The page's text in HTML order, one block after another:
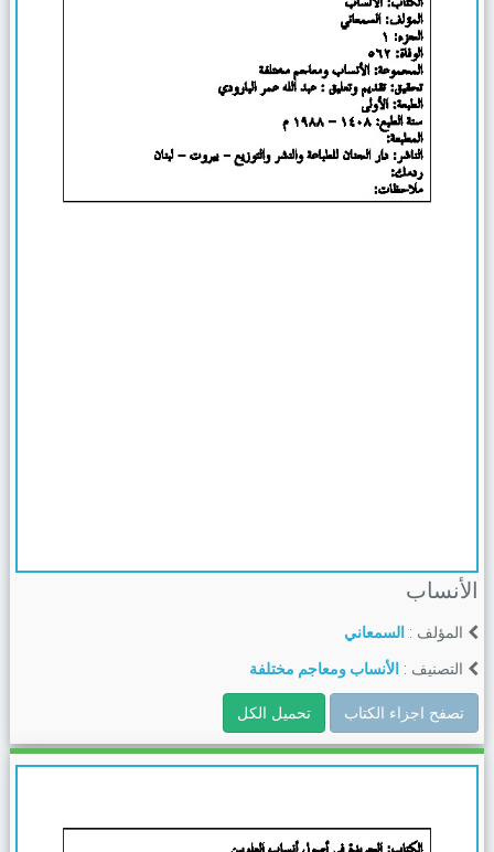
الأنساب
المؤلف : السمعاني
التصنيف : الأنساب ومعاجم مختلفة
تصفح اجزاء الكتاب تحميل الكل